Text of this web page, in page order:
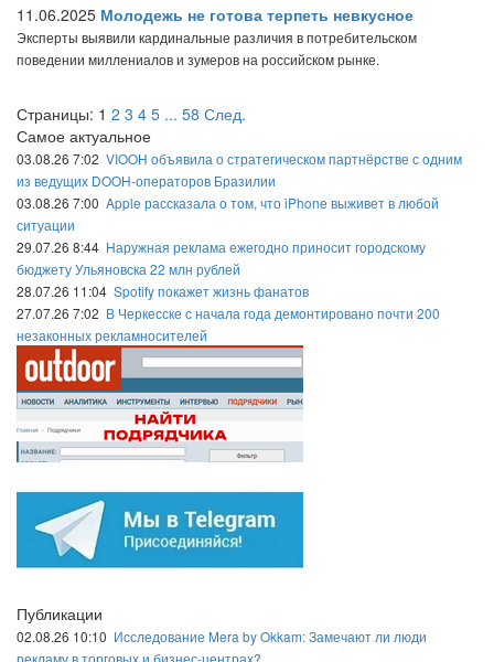
11.06.2025 Молодежь не готова терпеть невкусное
Эксперты выявили кардинальные различия в потребительском
поведении миллениалов и зумеров на российском рынке.
Страницы: 1 2 3 4 5 ... 58 След.
Самое актуальное
03.08.26 7:02 VIOOH объявила о стратегическом партнёрстве с одним
из ведущих DOOH-операторов Бразилии
03.08.26 7:00 Apple рассказала о том, что iPhone выживет в любой
ситуации
29.07.26 8:44 Наружная реклама ежегодно приносит городскому
бюджету Ульяновска 22 млн рублей
28.07.26 11:04 Spotify покажет жизнь фанатов
27.07.26 7:02 В Черкесске с начала года демонтировано почти 200
незаконных рекламносителей
Публикации
02.08.26 10:10 Исследование Mera by Okkam: Замечают ли люди
рекламу в торговых и бизнес-центрах?